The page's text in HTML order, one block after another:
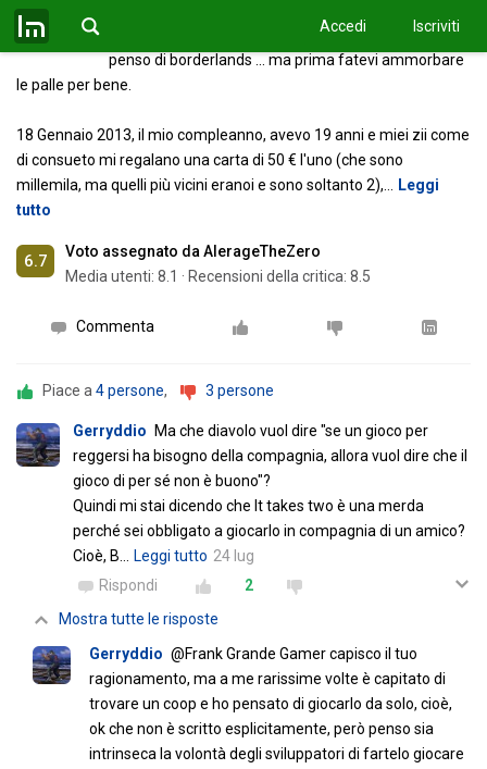
Accedi Iscriviti
questo testamento per mettere nero su bianco cosa
penso di borderlands ... ma prima fatevi ammorbare
le palle per bene.
18 Gennaio 2013, il mio compleanno, avevo 19 anni e miei zii come
di consueto mi regalano una carta di 50 € l'uno (che sono
millemila, ma quelli più vicini eranoi e sono soltanto 2),… Leggi
tutto
6.7
Voto assegnato da AlerageTheZero
Media utenti: 8.1 · Recensioni della critica: 8.5
Commenta
Piace a4 persone, 3 persone
Gerryddio
Ma che diavolo vuol dire "se un gioco per
reggersi ha bisogno della compagnia, allora vuol dire che il
gioco di per sé non è buono"?
Quindi mi stai dicendo che It takes two è una merda
perché sei obbligato a giocarlo in compagnia di un amico?
Cioè, B… Leggi tutto 24 lug
Rispondi
2
Mostra tutte le risposte
Gerryddio @Frank Grande Gamer capisco il tuo
ragionamento, ma a me rarissime volte è capitato di
trovare un coop e ho pensato di giocarlo da solo, cioè,
ok che non è scritto esplicitamente, però penso sia
intrinseca la volontà degli sviluppatori di fartelo giocare